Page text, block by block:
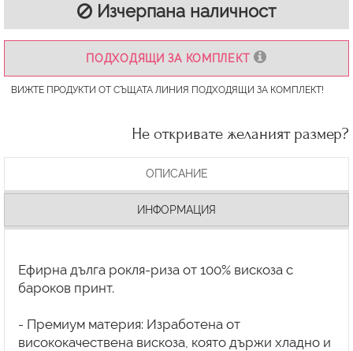
Изчерпана наличност
ПОДХОДЯЩИ ЗА КОМПЛЕКТ
ВИЖТЕ ПРОДУКТИ ОТ СЪЩАТА ЛИНИЯ ПОДХОДЯЩИ ЗА КОМПЛЕКТ!
Не откривате желаният размер?
ОПИСАНИЕ
ИНФОРМАЦИЯ
Ефирна дълга рокля-риза от 100% вискоза с
бароков принт.
- Премиум материя: Изработена от
висококачествена вискоза, която държи хладно и